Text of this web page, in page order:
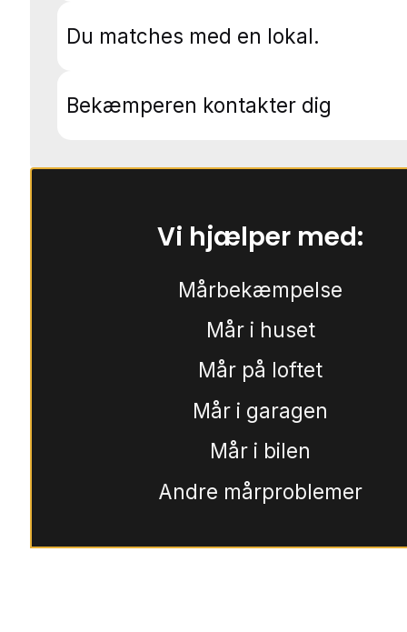
Du matches med en lokal.
Bekæmperen kontakter dig
Vi hjælper med:
Mårbekæmpelse
Mår i huset
Mår på loftet
Mår i garagen
Mår i bilen
Andre mårproblemer